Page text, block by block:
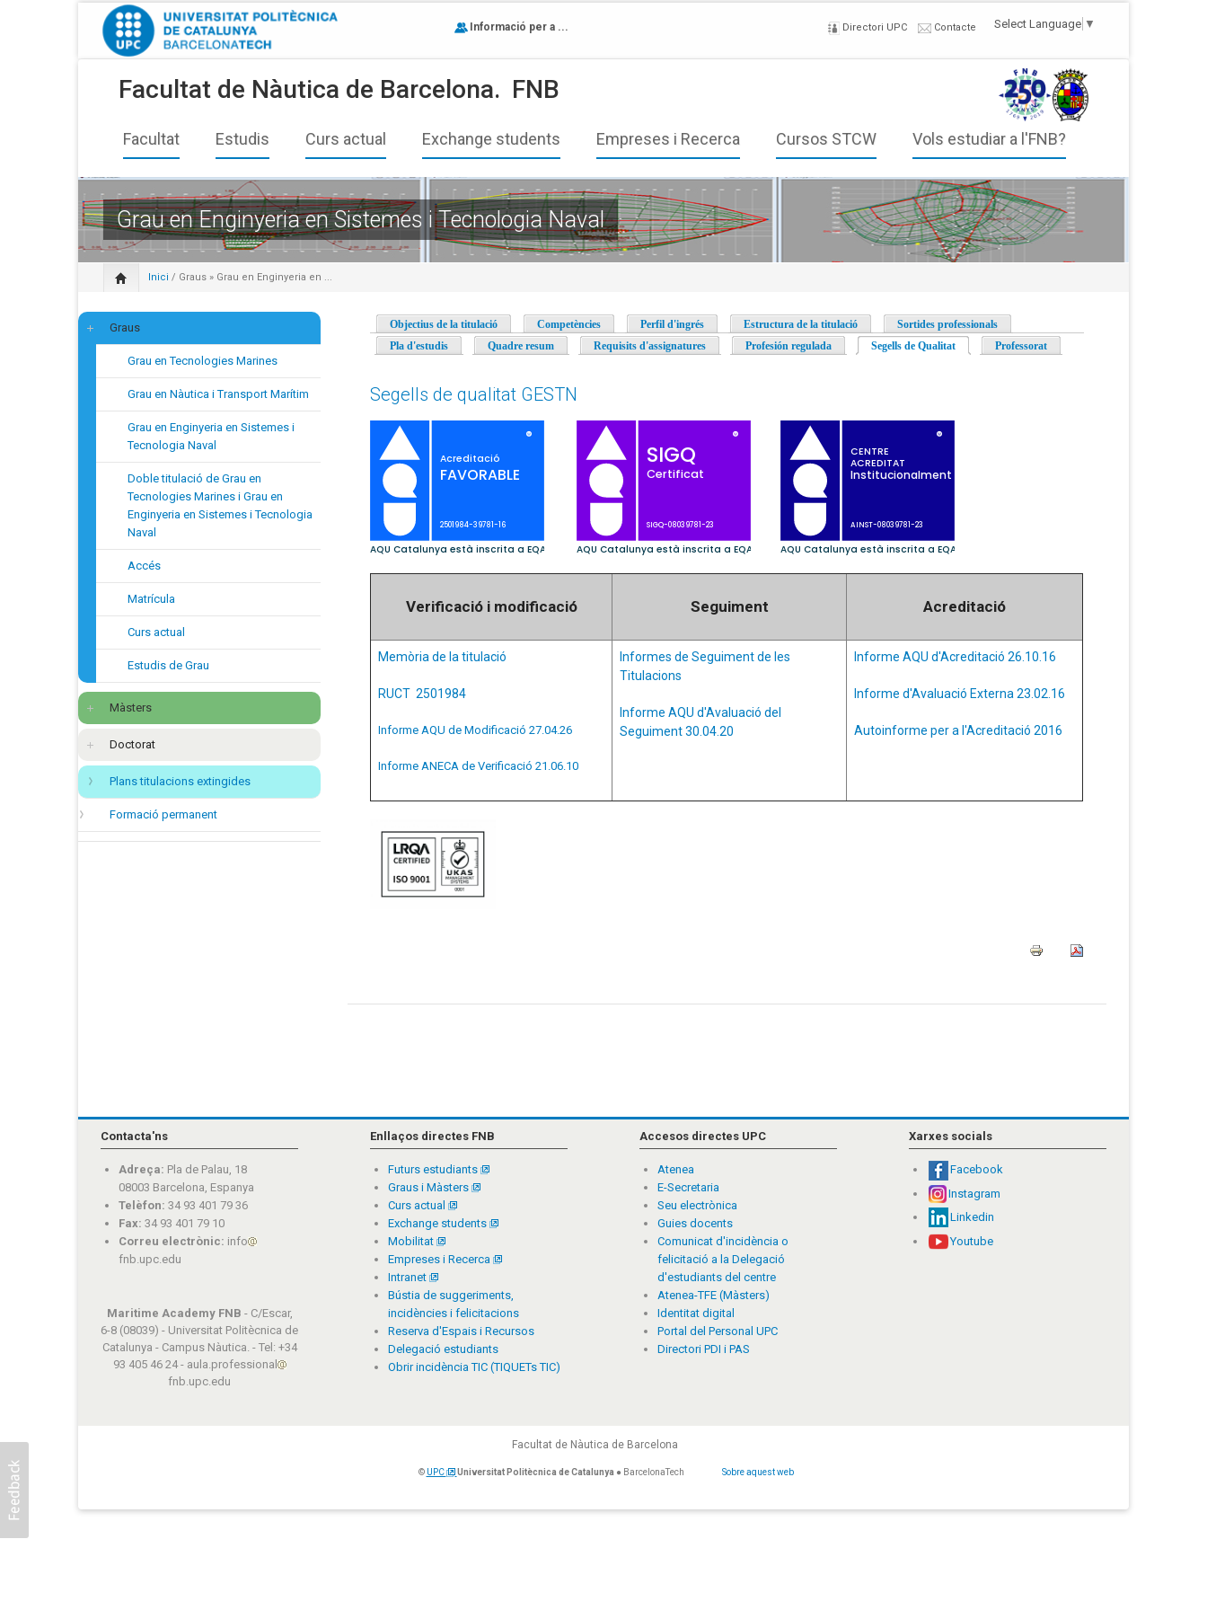
Select Language ▼
Directori UPC Contacte
Informació per a ...
Facultat de Nàutica de Barcelona. FNB
Facultat Estudis Curs actual Exchange students Empreses i Recerca Cursos STCW Vols estudiar a l'FNB?
Grau en Enginyeria en Sistemes i Tecnologia Naval
Inici / Graus » Grau en Enginyeria en ...
Graus
Grau en Tecnologies Marines
Grau en Nàutica i Transport Marítim
Grau en Enginyeria en Sistemes i
Tecnologia Naval
Doble titulació de Grau en
Tecnologies Marines i Grau en
Enginyeria en Sistemes i Tecnologia
Naval
Accés
Matrícula
Curs actual
Estudis de Grau
Màsters
Doctorat
Plans titulacions extingides
Formació permanent
Objectius de la titulació Competències Perfil d'ingrés Estructura de la titulació
Sortides professionals
Pla d'estudis
Quadre resum Requisits d'assignatures Profesión regulada Segells de Qualitat (pestanya activa)
Professorat
Segells de qualitat GESTN
Verificació i modificació Seguiment Acreditació
Memòria de la titulació
RUCT 2501984
Informe AQU de Modificació 27.04.26
Informe ANECA de Verificació 21.06.10
Informes de Seguiment de les
Titulacions
Informe AQU d'Avaluació del
Seguiment 30.04.20
Informe AQU d'Acreditació 26.10.16
Informe d'Avaluació Externa 23.02.16
Autoinforme per a l'Acreditació 2016
Contacta'ns
Adreça: Pla de Palau, 18
08003 Barcelona, Espanya
Telèfon: 34 93 401 79 36
Fax: 34 93 401 79 10
Correu electrònic: info
fnb.upc.edu
Maritime Academy FNB - C/Escar,
6-8 (08039) - Universitat Politècnica de
Catalunya - Campus Nàutica. - Tel: +34
93 405 46 24 - aula.professional
fnb.upc.edu
Enllaços directes FNB
Futurs estudiants
Graus i Màsters
Curs actual
Exchange students
Mobilitat
Empreses i Recerca
Intranet
Bústia de suggeriments,
incidències i felicitacions
Reserva d'Espais i Recursos
Delegació estudiants
Obrir incidència TIC (TIQUETs TIC)
Accesos directes UPC
Atenea
E-Secretaria
Seu electrònica
Guies docents
Comunicat d'incidència o
felicitació a la Delegació
d'estudiants del centre
Atenea-TFE (Màsters)
Identitat digital
Portal del Personal UPC
Directori PDI i PAS
Xarxes socials
Facebook
Instagram
Linkedin
Youtube
Facultat de Nàutica de Barcelona
© UPC Universitat Politècnica de Catalunya ● BarcelonaTech Sobre aquest web